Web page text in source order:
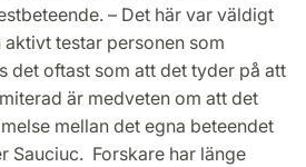
– Det här var väldigt
testar personen som
det oftast som att det tyder på att
är medveten om att det
mellan det egna beteendet
Sauciuc. Forskare har länge